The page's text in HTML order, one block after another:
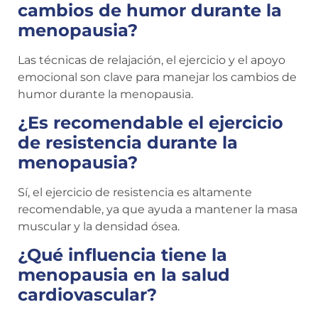
cambios de humor durante la
menopausia?
Las técnicas de relajación, el ejercicio y el apoyo
emocional son clave para manejar los cambios de
humor durante la menopausia.
¿Es recomendable el ejercicio
de resistencia durante la
menopausia?
Sí, el ejercicio de resistencia es altamente
recomendable, ya que ayuda a mantener la masa
muscular y la densidad ósea.
¿Qué influencia tiene la
menopausia en la salud
cardiovascular?